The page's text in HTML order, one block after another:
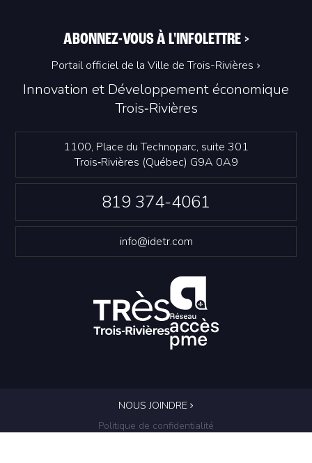
Innovation et Développement économique
Trois‑Rivières
1100, Place du Technoparc, suite 301
Trois‑Rivières (Québec) G9A 0A9
819 374-4061
info@idetr.com
ABONNEZ-VOUS À L'INFOLETTRE >
Portail officiel de la Ville de Trois-Rivières
NOUS JOINDRE
Politique de confidentialité